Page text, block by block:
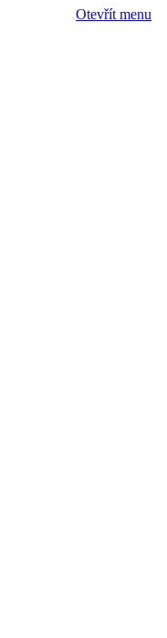
Otevřít menu